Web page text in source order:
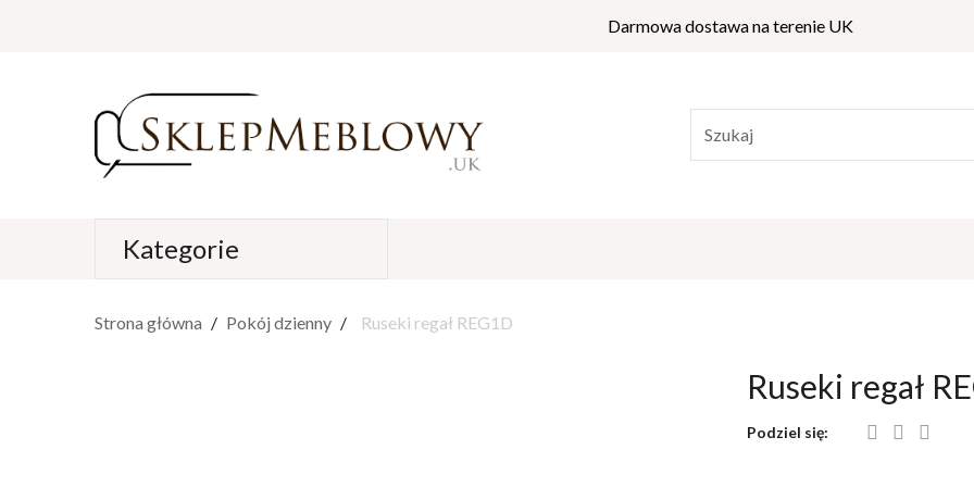
Darmowa dostawa na terenie UK
Kategorie
Strona główna Pokój dzienny Ruseki regał REG1D
Ruseki regał
Podziel się: